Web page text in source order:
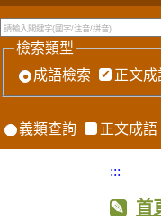
檢索類型
成語檢索
正文成
義類查詢 正文成語
:::
首